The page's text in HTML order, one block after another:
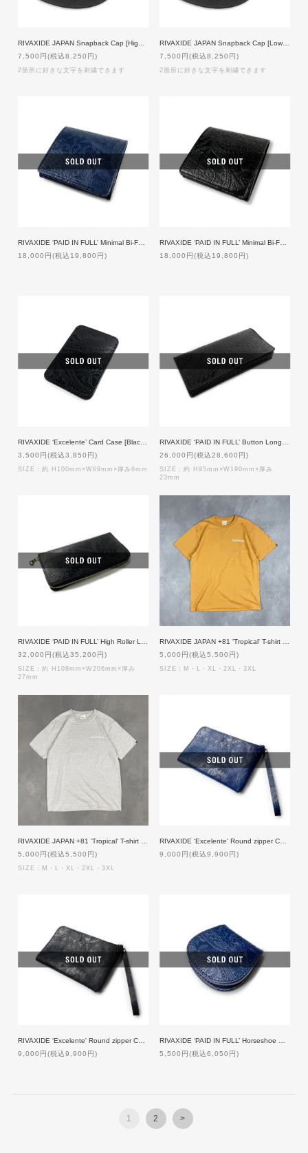
7,500円(税込8,250円)
2箇所に好きな文字を刺繍できます
7,500円(税込8,250円)
2箇所に好きな文字を刺繍できます
18,000円(税込19,800円)
18,000円(税込19,800円)
3,500円(税込3,850円)
SIZE：約 H100mm×W69mm×厚み6mm
26,000円(税込28,600円)
SIZE：約 H95mm×W190mm×厚み
23mm
32,000円(税込35,200円)
SIZE：約 H108mm×W206mm×厚み
27mm
5,000円(税込5,500円)
SIZE：M・L・XL・2XL・3XL
5,000円(税込5,500円)
SIZE：M・L・XL・2XL・3XL
9,000円(税込9,900円)
9,000円(税込9,900円)
5,500円(税込6,050円)
1 2 >